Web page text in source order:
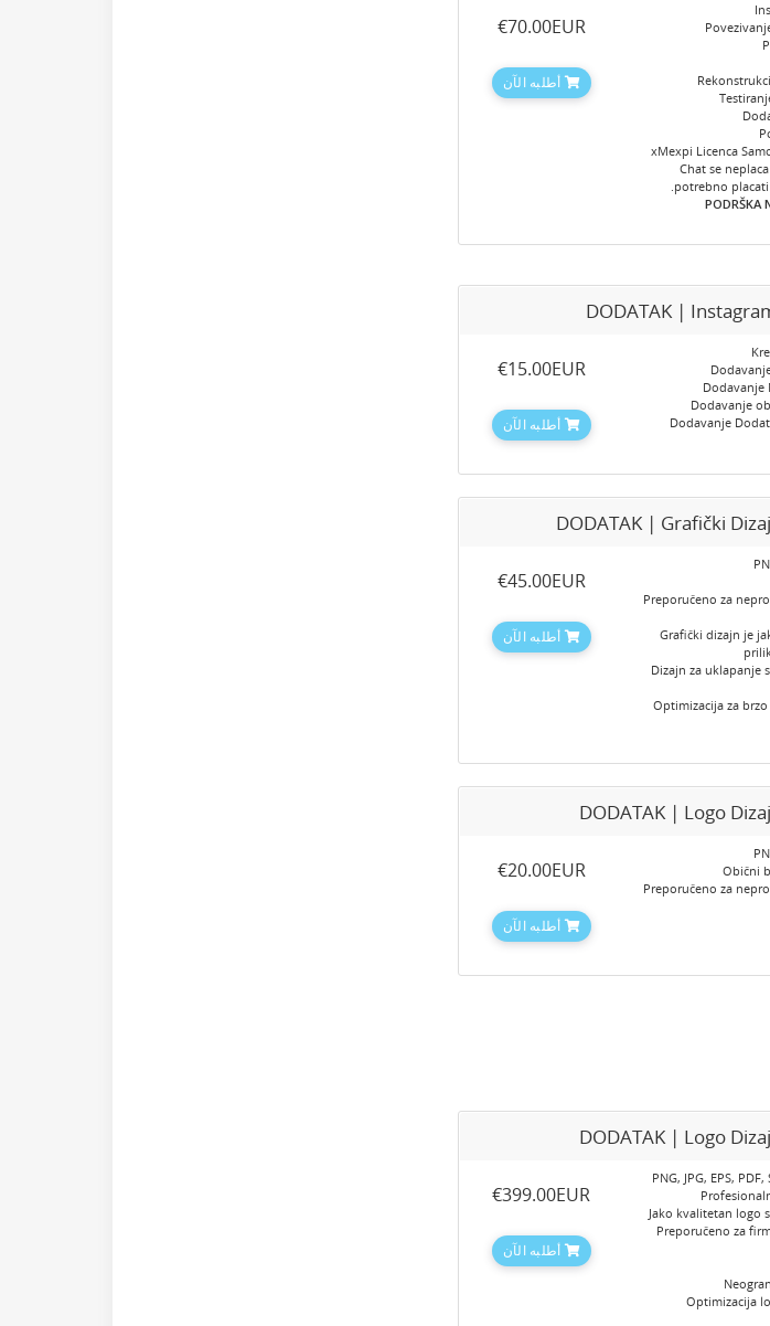
- Chat se
potrebno placati
PODRŠKA
‎€70.00EUR
أطلبه الآن
DODATAK |
‎€15.00EUR
أطلبه الآن
DODATAK | Grafički
- Preporučeno za
- Grafički dizajn je
- Dizajn za uklapanje
- Optimizacija za
‎€45.00EUR
أطلبه الآن
DODATAK | Logo
- Preporučeno za
‎€20.00EUR
أطلبه الآن
DODATAK | Logo
- Preporučeno za
- Optimizacija
‎€399.00EUR
أطلبه الآن